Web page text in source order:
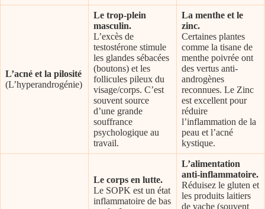
L’acné et la pilosité
(L’hyperandrogénie)
Le trop-plein
masculin.
L’excès de
testostérone stimule
les glandes sébacées
(boutons) et les
follicules pileux du
visage/corps. C’est
souvent source
d’une grande
souffrance
psychologique au
travail.
La menthe et le
zinc.
Certaines plantes
comme la tisane de
menthe poivrée ont
des vertus anti-
androgènes
reconnues. Le Zinc
est excellent pour
réduire
l’inflammation de la
peau et l’acné
kystique.
Le corps en lutte.
Le SOPK est un état
inflammatoire de bas
L’alimentation
anti-inflammatoire.
Réduisez le gluten et
les produits laitiers
de vache (souvent